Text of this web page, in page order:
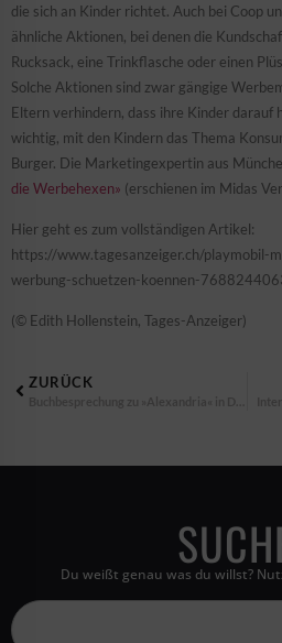
die sich an Kinder richtet. Auch bei Coop
ähnliche Aktionen, bei denen die
Rucksack, eine Trinkflasche oder einen
Solche Aktionen sind zwar gängige
Eltern verhindern, dass ihre Kinder darauf
wichtig, mit den Kindern das Thema
Burger. Die Marketingexpertin aus
die Werbehexen» (erschienen im Midas
Hier geht es zum vollständigen Artikel:
https://www.tagesanzeiger.ch/playmobil-
werbung-schuetzen-koennen-
(© Edith Hollenstein, Tages-Anzeiger)
ZURÜCK
Du weißt genau was du willst?